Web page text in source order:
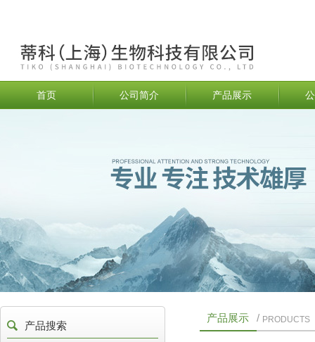
首页 公司简介 产品展示
产品搜索
产品展示 / PRODUCTS